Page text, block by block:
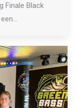
Finale Black